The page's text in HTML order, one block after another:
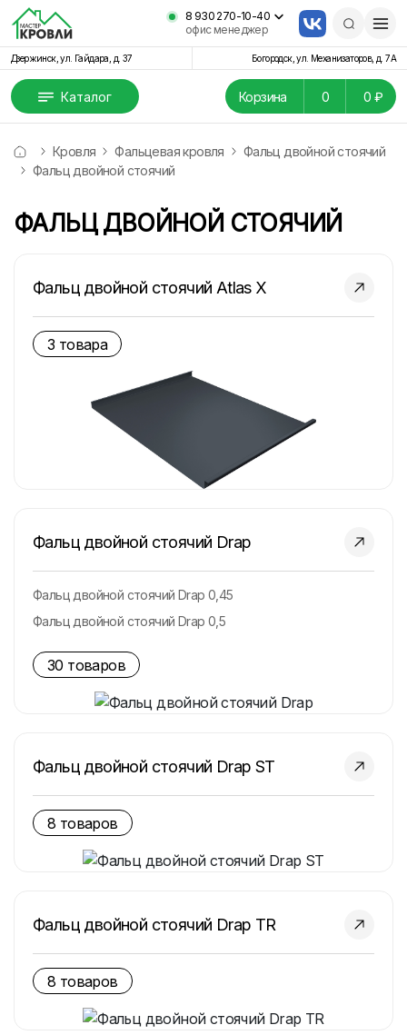
8 930 270-10-40
офис менеджер
Дзержинск, ул. Гайдара, д. 37 Богородск, ул. Механизаторов, д. 7А
Каталог Корзина 0 0 ₽
Кровля Фальцевая кровля
Фальц двойной стоячий
Фальц двoйной стоячий
ФАЛЬЦ ДВOЙНОЙ СТОЯЧИЙ
Фальц двойной стоячий Atlas X
3 товара
Фальц двойной стоячий Drap
Фальц двойной стоячий Drap 0,45
Фальц двойной стоячий Drap 0,5
30 товаров
Фальц двойной стоячий Drap ST
8 товаров
Фальц двойной стоячий Drap TR
8 товаров